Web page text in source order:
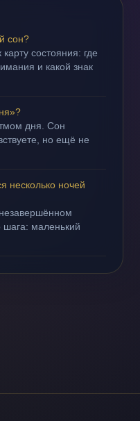
сон?
состояния: где
и какой знак
дня. Сон
но ещё не
несколько ночей
шага: маленький